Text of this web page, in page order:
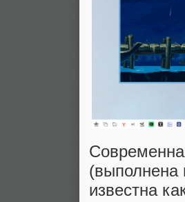
(выполнена
известна